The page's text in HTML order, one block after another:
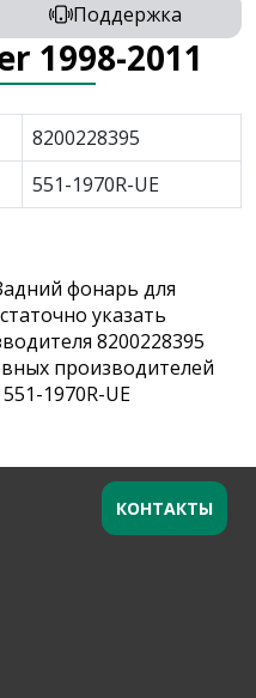
Поддержка
1998-2011
8200228395
551-1970R-UE
фонарь для
указать
8200228395
производителей
1970R-UE
КОНТАКТЫ